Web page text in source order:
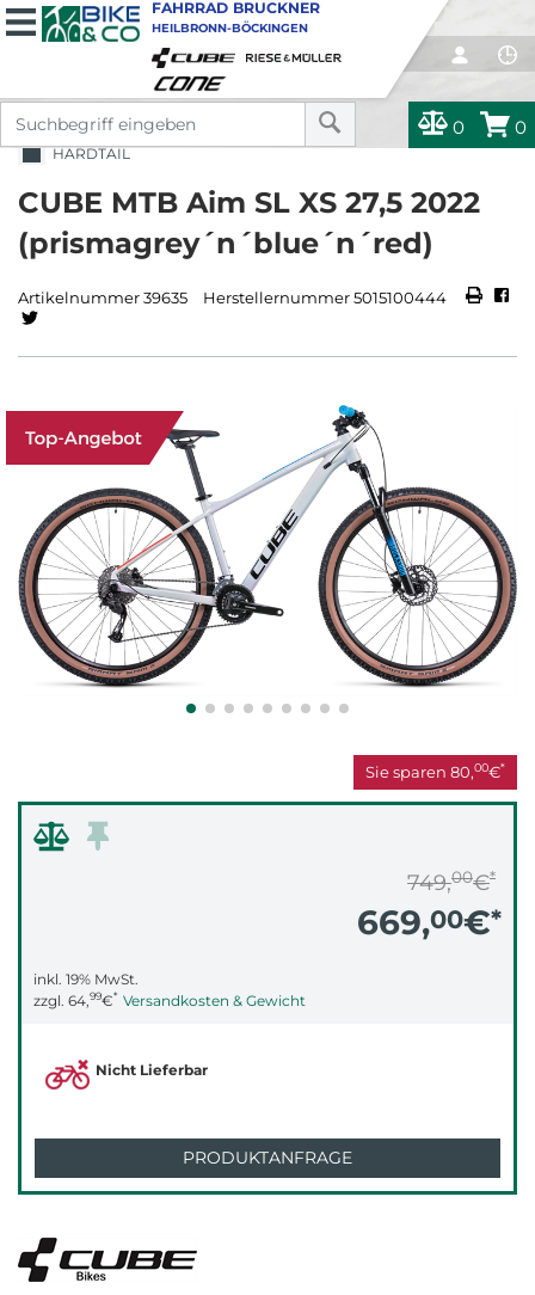
0 0
FAHRRAD BRUCKNER
HEILBRONN-BÖCKINGEN
HARDTAIL
CUBE MTB Aim SL XS 27,5 2022
(prismagrey´n´blue´n´red)
Artikelnummer 39635 Herstellernummer 5015100444
Sie sparen 80,00€*
749,00€*
669,00€*
inkl. 19% MwSt.
zzgl. 64,99€* Versandkosten & Gewicht
Nicht Lieferbar
PRODUKTANFRAGE